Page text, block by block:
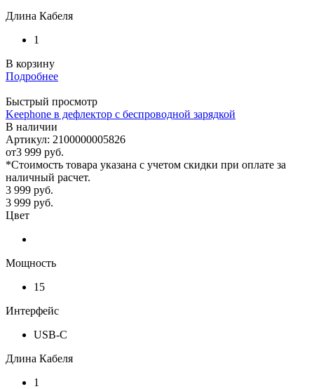
Длина Кабеля
1
В корзину
Подробнее
Быстрый просмотр
Keephone в дефлектор с беспроводной зарядкой
В наличии
Артикул: 2100000005826
от3 999 руб.
*Стоимость товара указана с учетом скидки при оплате за
наличный расчет.
3 999 руб.
3 999 руб.
Цвет
Мощность
15
Интерфейс
USB-C
Длина Кабеля
1